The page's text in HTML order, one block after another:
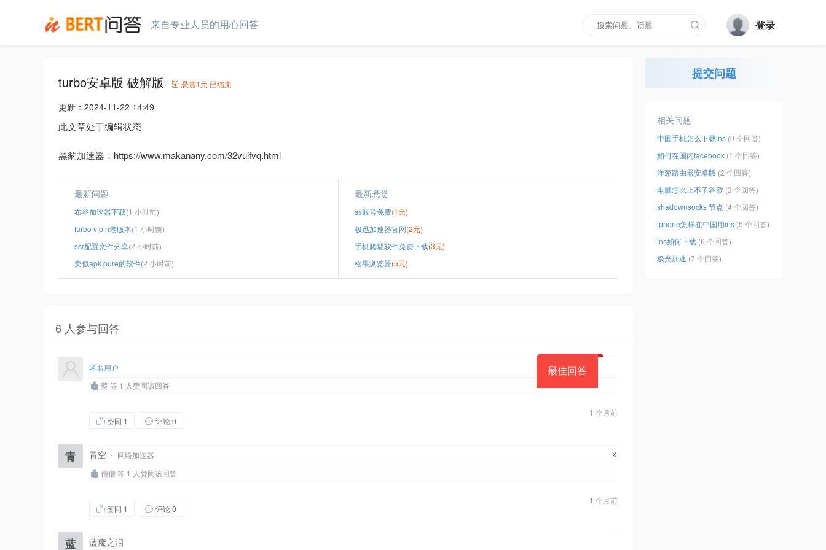
来自专业人员的用心回答 登录
turbo安卓版 破解版 悬赏1元 已结束
更新： 2024-11-22 14:49
此文章处于编辑状态
黑豹加速器：https://www.makanany.com/32vuifvq.html
最新问题
布谷加速器下载(1 小时前)
turbo v p n老版本(1 小时前)
ssr配置文件分享(2 小时前)
类似apk pure的软件(2 小时前)
最新悬赏
ss账号免费(1元)
极迅加速器官网(2元)
手机爬墙软件免费下载(3元)
松果浏览器(5元)
6 人参与回答
最佳回答
匿名用户
蔡 等 1 人赞同该回答
1 个月前
赞同 1 评论 0
青 青空 · 网络加速器 x
僧僧 等 1 人赞同该回答
1 个月前
赞同 1 评论 0
蓝 蓝魔之泪
提交问题
相关问题
中国手机怎么下载ins (0 个回答)
如何在国内facebook (1 个回答)
洋葱路由器安卓版 (2 个回答)
电脑怎么上不了谷歌 (3 个回答)
shadownsocks 节点 (4 个回答)
iphone怎样在中国用ins (5 个回答)
ins如何下载 (6 个回答)
极光加速 (7 个回答)